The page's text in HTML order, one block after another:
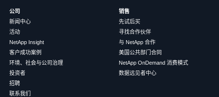
公司
新闻中心
活动
NetApp Insight
客户成功案例
环境、社会与公司治理
投资者
招聘
联系我们
销售
先试后买
寻找合作伙伴
与 NetApp 合作
美国公共部门合同
NetApp OnDemand 消费模式
数据远见者中心